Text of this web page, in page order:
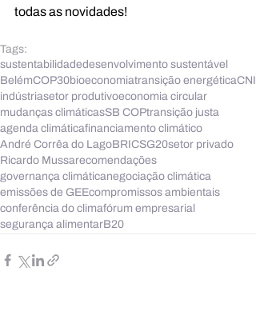
todas as novidades!
Tags:
sustentabilidadedesenvolvimento sustentável
BelémCOP30bioeconomiatransição energéticaCNI
indústriasetor produtivoeconomia circular
mudanças climáticasSB COPtransição justa
agenda climáticafinanciamento climático
André Corrêa do LagoBRICSG20setor privado
Ricardo Mussarecomendações
governança climáticanegociação climática
emissões de GEEcompromissos ambientais
conferência do climafórum empresarial
segurança alimentarB20